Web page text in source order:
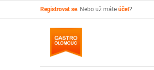
Registrovat se. Nebo už máte účet?